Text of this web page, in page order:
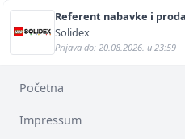
Referent nabavke i
Solidex
Prijava do: 20.08.2026. u 23:59
Početna
Impressum